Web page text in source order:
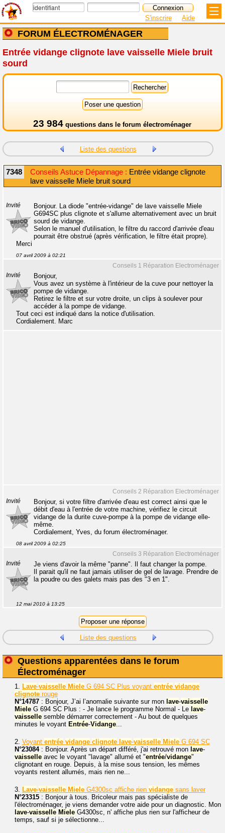
FORUM ÉLECTROMÉNAGER
S'inscrire Aide
Entrée vidange clignote lave vaisselle Miele bruit
sourd
23 984 questions dans le forum électroménager
Liste des questions
7348 Conseils Astuce Dépannage : Entrée vidange clignote
lave vaisselle Miele bruit sourd
Invité
Bonjour. La diode "entrée-vidange" de lave vaisselle Miele
G694SC plus clignote et s'allume alternativement avec un bruit
sourd de vidange.
Selon le manuel d'utilisation, le filtre du raccord d'arrivée d'eau
pourrait être obstrué (après vérification, le filtre était propre).
Merci
07 avril 2009 à 02:21
Conseils 1 Réparation Electroménager
Invité
Bonjour,
Vous avez un système à l'intérieur de la cuve pour nettoyer la
pompe de vidange.
Retirez le filtre et sur votre droite, un clips à soulever pour
accéder à la pompe de vidange.
Tout ceci est indiqué dans la notice d'utilisation.
Cordialement. Marc
Conseils 2 Réparation Electroménager
Invité
Bonjour, si votre filtre d'arrivée d'eau est correct ainsi que le
débit d'eau à l'entrée de votre machine, vérifiez le circuit
vidange de la durite cuve-pompe à la pompe de vidange elle-
même.
Cordialement, Yves, du forum électroménager.
08 avril 2009 à 02:25
Conseils 3 Réparation Electroménager
Invité
Je viens d'avoir la même "panne". Il faut changer la pompe.
Il parait qu'il ne faut jamais utiliser de gel de lavage. Prendre de
la poudre ou des galets mais pas des "3 en 1".
12 mai 2010 à 13:25
Liste des questions
Questions apparentées dans le forum
Électroménager
1. Lave-vaisselle Miele G 694 SC Plus voyant entrée vidange
clignote rouge
N°14787 : Bonjour, J’ai l’anomalie suivante sur mon lave-vaisselle
Miele G 694 SC Plus : - Je lance le programme Normal - Le lave-
vaisselle semble démarrer correctement - Au bout de quelques
minutes le voyant Entrée-Vidange...
2. Voyant entrée vidange clignote lave-vaisselle Miele G 694 SC
N°23084: Bonjour. Après un départ différé, j'ai retrouvé mon lave-
vaisselle avec le voyant "lavage" allumé et "entrée/vidange"
clignotant en rouge. Depuis, à la mise sous tension, les mêmes
voyants restent allumés, mais rien ne...
3. Lave-vaisselle Miele G4300sc affiche rien vidange sans laver
N°23315 : Bonjour à tous. Bricoleur mais pas spécialiste de
l'électroménager, je viens demander votre aide pour un diagnostic. Mon
lave-vaisselle Miele G4300sc, n' affiche plus rien sur l'afficheur de
temps, sauf si je sélectionne...